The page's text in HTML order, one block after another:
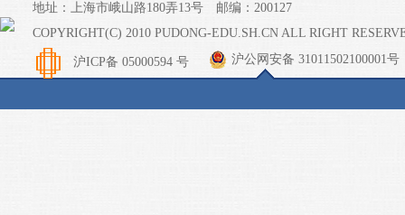
地址：上海市峨山路180弄13号 邮编：200127
COPYRIGHT(C) 2010 PUDONG-EDU.SH.CN ALL RIGHT
沪ICP备 05000594 号 沪公网安备 31011502100001号